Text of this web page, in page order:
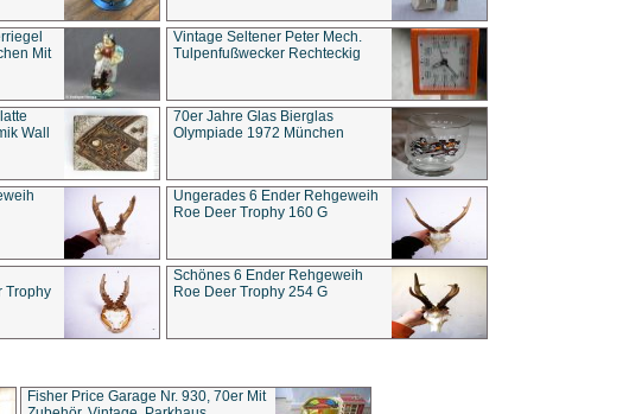
Mit
Vintage Seltener Peter Mech.
Tulpenfußwecker Rechteckig
Wall
70er Jahre Glas Bierglas
Olympiade 1972 München
Ungerades 6 Ender Rehgeweih
Roe Deer Trophy 160 G
Trophy
Schönes 6 Ender Rehgeweih
Roe Deer Trophy 254 G
Fisher Price Garage Nr. 930, 70er Mit